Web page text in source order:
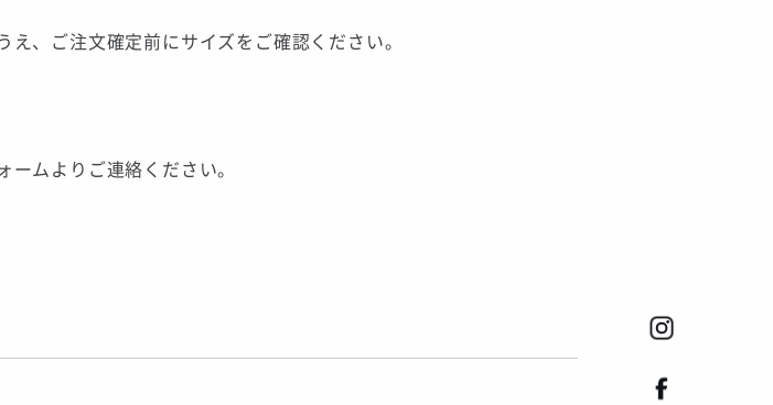
、ご注文確定前にサイズをご確認ください。
ムよりご連絡ください。